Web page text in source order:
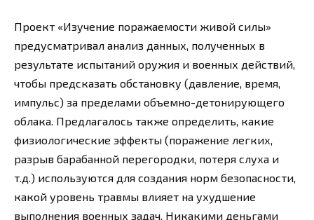
Проект «Изучение поражаемости живой силы»
предусматривал анализ данных, полученных в
результате испытаний оружия и военных действий,
чтобы предсказать обстановку (давление, время,
импульс) за пределами объемно-детонирующего
облака. Предлагалось также определить, какие
физиологические эффекты (поражение легких,
разрыв барабанной перегородки, потеря слуха и
т.д.) используются для создания норм безопасности,
какой уровень травмы влияет на ухудшение
выполнения военных задач. Никакими деньгами